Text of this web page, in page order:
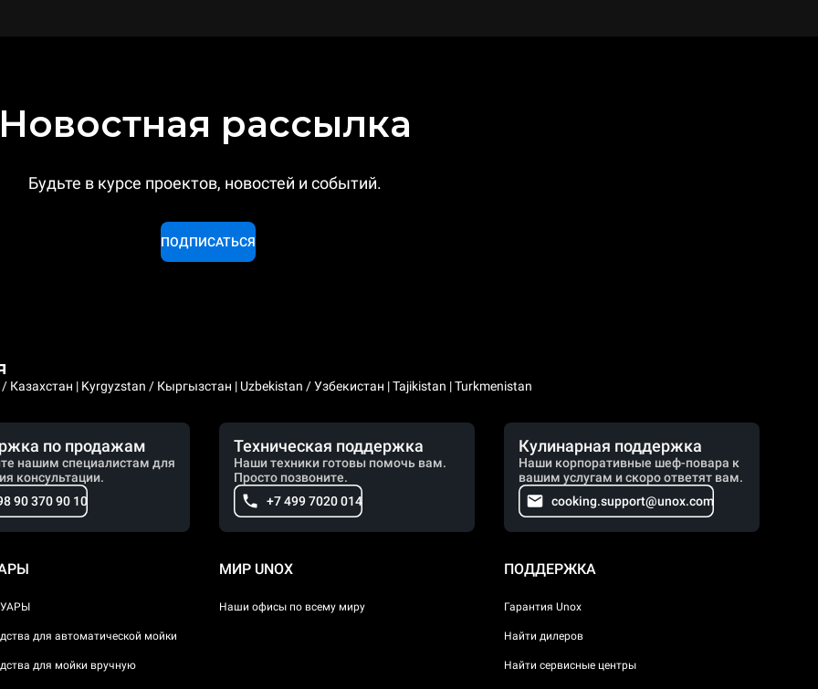
рассылка
Будьте в курсе проектов, новостей и событий.
ПОДПИСАТЬСЯ
| Kyrgyzstan / Кыргызстан | Uzbekistan / Узбекистан | Tajikistan | Turkmenistan
по продажам
нашим специалистам для
консультации.
90 370 90 10
Техническая поддержка
Наши техники готовы помочь вам.
Просто позвоните.
+7 499 7020 014
Кулинарная поддержка
Наши корпоративные шеф-повара к
вашим услугам и скоро ответят вам.
cooking.support@unox.com
для автоматической мойки
для мойки вручную
МИР UNOX
Наши офисы по всему миру
ПОДДЕРЖКА
Гарантия Unox
Найти дилеров
Найти сервисные центры